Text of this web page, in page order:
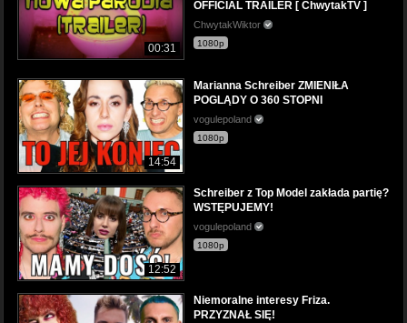
00:31
OFFICIAL TRAILER [ ChwytakTV ]
ChwytakWiktor
1080p
14:54
Marianna Schreiber ZMIENIŁA
POGLĄDY O 360 STOPNI
vogulepoland
1080p
12:52
Schreiber z Top Model zakłada partię?
WSTĘPUJEMY!
vogulepoland
1080p
Niemoralne interesy Friza.
PRZYZNAŁ SIĘ!